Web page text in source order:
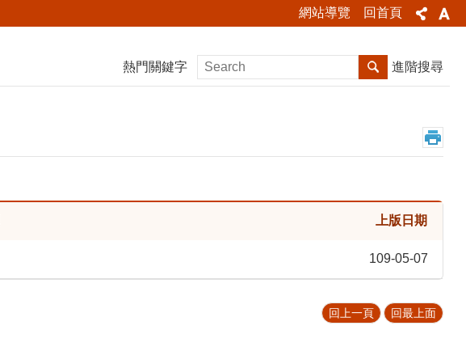
網站導覽 回首頁
熱門關鍵字 進階搜尋
上版日期
109-05-07
回上一頁 回最上面